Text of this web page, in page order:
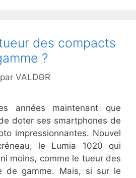
des compacts
?
par VALDΘR
années maintenant que
doter ses smartphones de
impressionnantes. Nouvel
le Lumia 1020 qui
moins, comme le tueur des
de gamme. Mais, si sur le